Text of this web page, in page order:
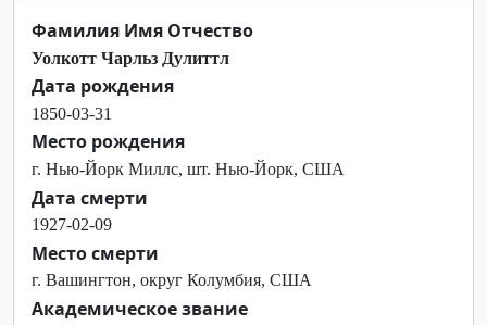
Фамилия Имя Отчество
Уолкотт Чарльз Дулиттл
Дата рождения
1850-03-31
Место рождения
г. Нью-Йорк Миллс, шт. Нью-Йорк, США
Дата смерти
1927-02-09
Место смерти
г. Вашингтон, округ Колумбия, США
Академическое звание